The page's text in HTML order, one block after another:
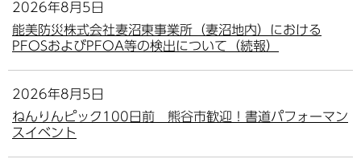
2026年8月5日
能美防災株式会社妻沼東事業所（妻沼地内）における
PFOSおよびPFOA等の検出について（続報）
2026年8月5日
ねんりんピック100日前 熊谷市歓迎！書道パフォーマン
スイベント